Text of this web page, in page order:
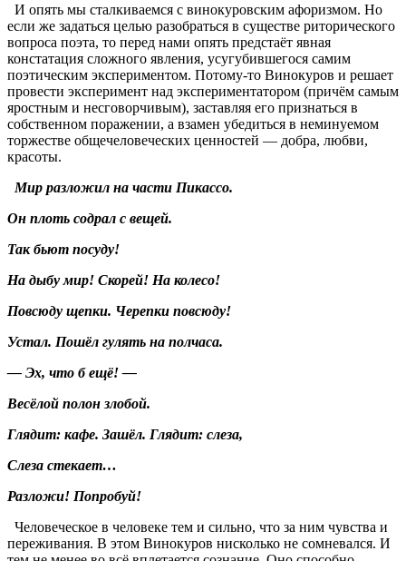
И опять мы сталкиваемся с винокуровским афоризмом. Но
если же задаться целью разобраться в существе риторического
вопроса поэта, то перед нами опять предстаёт явная
констатация сложного явления, усугубившегося самим
поэтическим экспериментом. Потому-то Винокуров и решает
провести эксперимент над экспериментатором (причём самым
яростным и несговорчивым), заставляя его признаться в
собственном поражении, а взамен убедиться в неминуемом
торжестве общечеловеческих ценностей — добра, любви,
красоты.
Мир разложил на части Пикассо.
Он плоть содрал с вещей.
Так бьют посуду!
На дыбу мир! Скорей! На колесо!
Повсюду щепки. Черепки повсюду!
Устал. Пошёл гулять на полчаса.
— Эх, что б ещё! —
Весёлой полон злобой.
Глядит: кафе. Зашёл. Глядит: слеза,
Слеза стекает…
Разложи! Попробуй!
Человеческое в человеке тем и сильно, что за ним чувства и
переживания. В этом Винокуров нисколько не сомневался. И